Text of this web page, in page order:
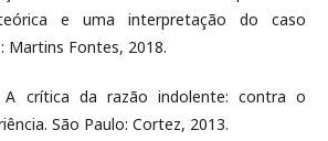
e uma interpretação do caso
Martins Fontes, 2018.
A crítica da razão indolente: contra o
São Paulo: Cortez, 2013.